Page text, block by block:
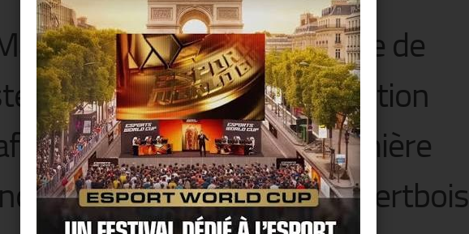
Lafont & Louis-Marie de
présentent la collection
1844 » en avant-première
@ cœur du quartier Vertbois